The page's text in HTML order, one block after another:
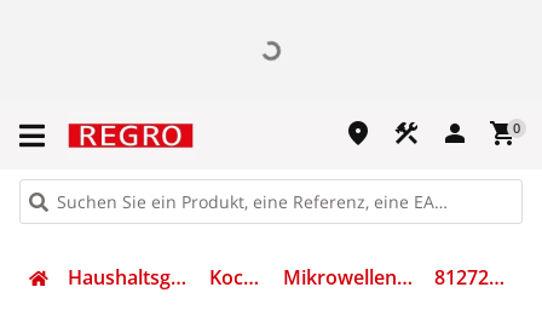
place construction person shopping_cart0
Haushaltsgeräte Kochen Mikrowellengerät 812720001